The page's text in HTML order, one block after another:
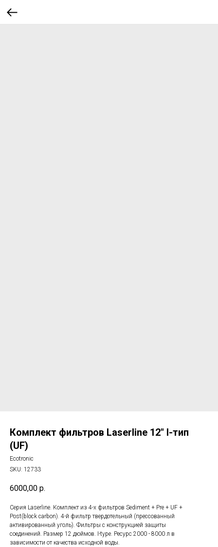
Комплект фильтров Laserline 12" I-тип
(UF)
Ecotronic
SKU: 12733
6000,00 р.
Серия Laserline. Комплект из 4-х фильтров Sediment + Pre + UF +
Post(block carbon). 4-й фильтр твердотельный (прессованный
активированный уголь). Фильтры с конструкцией защиты
соединений. Размер 12 дюймов. I-type. Ресурс 2000 - 8000 л в
зависимости от качества исходной воды.